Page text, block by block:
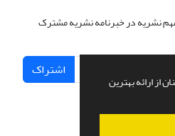
از ارائه بهترین
مهم نشریه در خبرنامه نشریه مشترک
اشتراک